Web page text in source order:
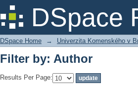
DSpace
Filter by: Author
DSpace Home → Univerzita Komenského v
Filter by: Author
Results Per Page: